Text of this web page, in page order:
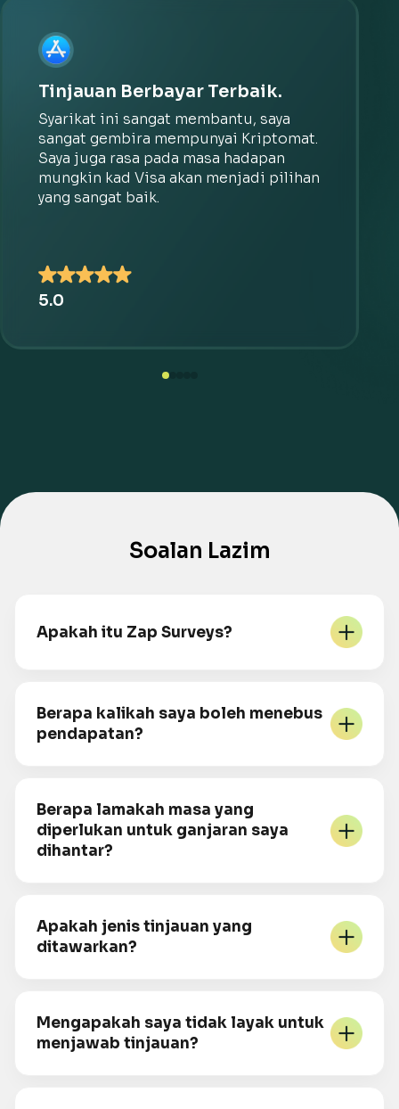
Tinjauan Berbayar Terbaik.
Syarikat ini sangat membantu, saya
sangat gembira mempunyai Kriptomat.
Saya juga rasa pada masa hadapan
mungkin kad Visa akan menjadi pilihan
yang sangat baik.
5.0
Soalan Lazim
Apakah itu Zap Surveys?
Berapa kalikah saya boleh menebus
pendapatan?
Berapa lamakah masa yang
diperlukan untuk ganjaran saya
dihantar?
Apakah jenis tinjauan yang
ditawarkan?
Mengapakah saya tidak layak untuk
menjawab tinjauan?